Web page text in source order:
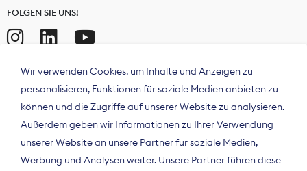
FOLGEN SIE UNS!
Wir verwenden Cookies, um Inhalte und Anzeigen zu
personalisieren, Funktionen für soziale Medien anbieten zu
können und die Zugriffe auf unserer Website zu analysieren.
Außerdem geben wir Informationen zu Ihrer Verwendung
unserer Website an unsere Partner für soziale Medien,
Werbung und Analysen weiter. Unsere Partner führen diese